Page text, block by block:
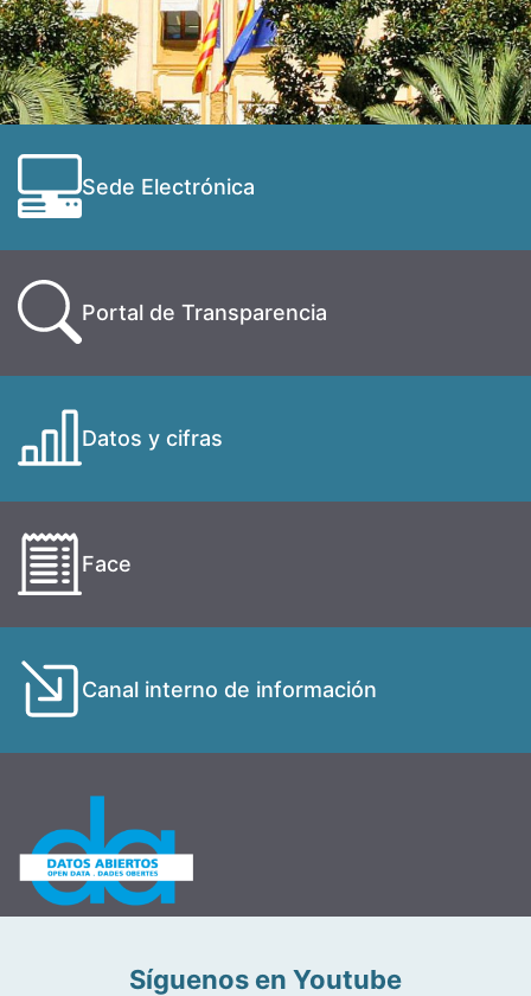
Sede Electrónica
Portal de Transparencia
Datos y cifras
Face
Canal interno de información
Síguenos en Youtube